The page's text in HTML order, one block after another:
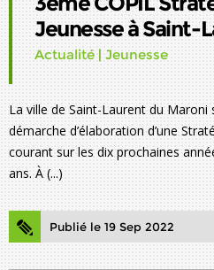
Jeunesse à Saint-
Actualité | Jeunesse
La ville de Saint-Laurent du Maroni
démarche d’élaboration d’une
courant sur les dix prochaines
ans. À (...)
Publié le 19 Sep 2022